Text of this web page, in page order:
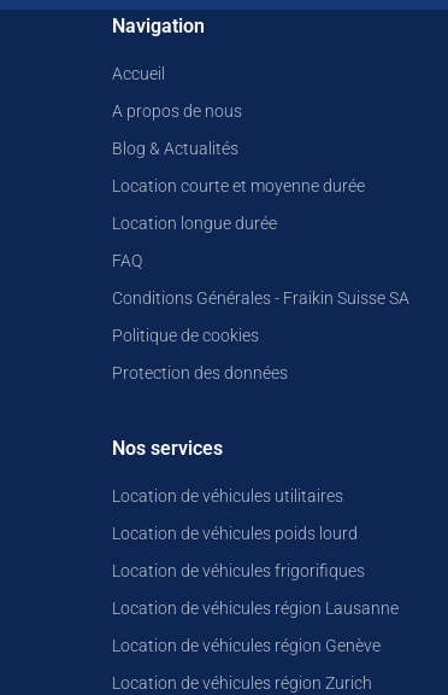
Navigation
Accueil
A propos de nous
Blog & Actualités
Location courte et moyenne durée
Location longue durée
FAQ
Conditions Générales - Fraikin Suisse SA
Politique de cookies
Protection des données
Nos services
Location de véhicules utilitaires
Location de véhicules poids lourd
Location de véhicules frigorifiques
Location de véhicules région Lausanne
Location de véhicules région Genève
Location de véhicules région Zurich